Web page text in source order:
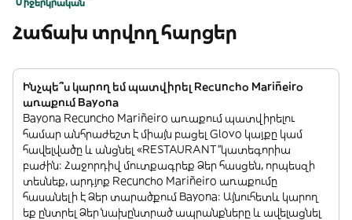
Հաճախ տրվող հարցեր
Ինչպե՞ս կարող եմ պատվիրել Recuncho Mariñeiro
առաքում Bayona
Bayona Recuncho Mariñeiro առաքում պատվիրելու
համար անհրաժեշտ է միայն բացել Glovo կայքը կամ
հավելվածը և անցնել «RESTAURANT”կատեգորիա
բաժին: Հաջորդիվ մուտքագրեք Ձեր հասցեն, որպեսզի
տեսնեք, արդյոք Recuncho Mariñeiro առաքումը
հասանելի է Ձեր տարածքում Bayona: Այնուհետև կարող
եք ընտրել Ձեր նախընտրած ապրանքները և ավելացնել